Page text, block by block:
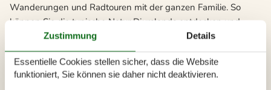
Wanderungen und Radtouren mit der ganzen Familie. So
können Sie die typische Natur Djurslands entdecken und
genießen.
Für kleinere und größere Ausflüge sind in der Umgebung
einige attraktive Ziele vorhanden. Es lohnt sich, die
Zustimmung Details
Essentielle Cookies stellen sicher, dass die Website
funktioniert, Sie können sie daher nicht deaktivieren.